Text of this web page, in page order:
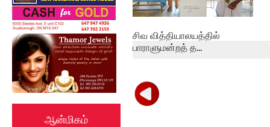
ஆன்மிகம்
சிவ வித்தியாலயத்தில்
பாராளுமன்றத் த...